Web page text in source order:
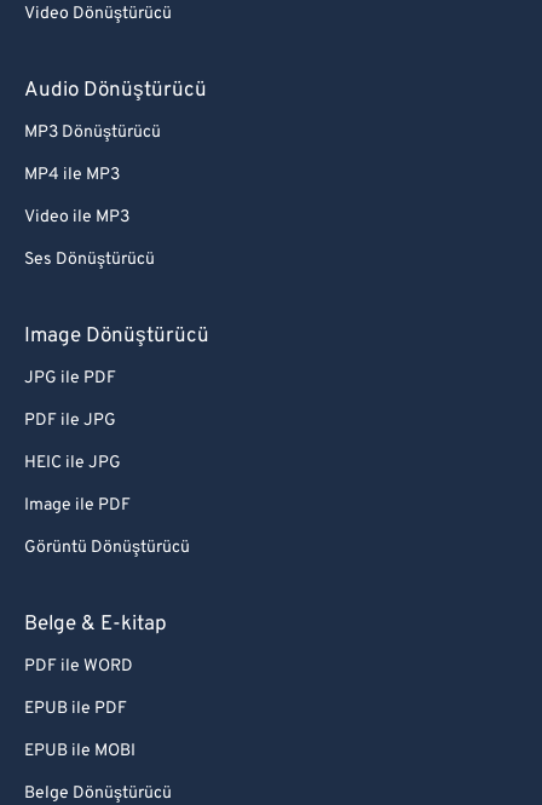
Video Dönüştürücü
Audio Dönüştürücü
MP3 Dönüştürücü
MP4 ile MP3
Video ile MP3
Ses Dönüştürücü
Image Dönüştürücü
JPG ile PDF
PDF ile JPG
HEIC ile JPG
Image ile PDF
Görüntü Dönüştürücü
Belge & E-kitap
PDF ile WORD
EPUB ile PDF
EPUB ile MOBI
Belge Dönüştürücü